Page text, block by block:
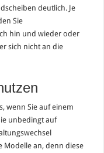
deutlich. Je
Sie
hin und wieder oder
sich nicht an die
wenn Sie auf einem
unbedingt auf
Modelle an, denn diese